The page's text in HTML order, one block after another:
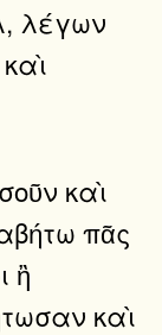
λέγων
καὶ
πᾶς
ἢ
καὶ